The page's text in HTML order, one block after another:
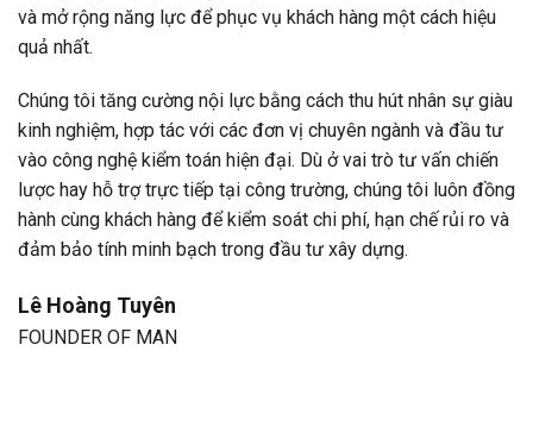
và mở rộng năng lực để phục vụ khách hàng một cách hiệu
quả nhất.
Chúng tôi tăng cường nội lực bằng cách thu hút nhân sự giàu
kinh nghiệm, hợp tác với các đơn vị chuyên ngành và đầu tư
vào công nghệ kiểm toán hiện đại. Dù ở vai trò tư vấn chiến
lược hay hỗ trợ trực tiếp tại công trường, chúng tôi luôn đồng
hành cùng khách hàng để kiểm soát chi phí, hạn chế rủi ro và
đảm bảo tính minh bạch trong đầu tư xây dựng.
Lê Hoàng Tuyên
FOUNDER OF MAN